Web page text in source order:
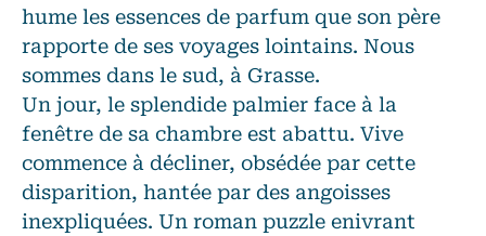
hume les essences de parfum que son père
rapporte de ses voyages lointains. Nous
sommes dans le sud, à Grasse.
Un jour, le splendide palmier face à la
fenêtre de sa chambre est abattu. Vive
commence à décliner, obsédée par cette
disparition, hantée par des angoisses
inexpliquées. Un roman puzzle enivrant